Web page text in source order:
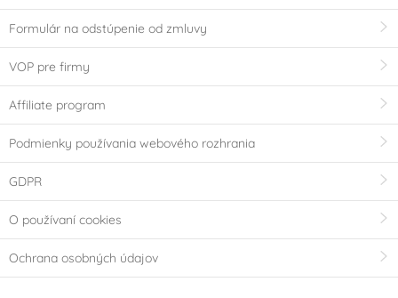
Formulár na odstúpenie od zmluvy
VOP pre firmy
Affiliate program
Podmienky používania webového rozhrania
GDPR
O používaní cookies
Ochrana osobných údajov